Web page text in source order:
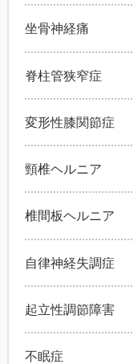
坐骨神経痛
脊柱管狭窄症
変形性膝関節症
頸椎ヘルニア
椎間板ヘルニア
自律神経失調症
起立性調節障害
不眠症